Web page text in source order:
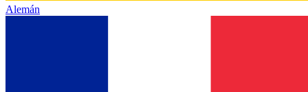
Alemán